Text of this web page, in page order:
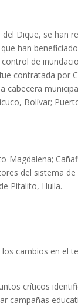
Dique, se han
han
de
contratada por
cabecera
Bolívar;
Magdalena;
del sistema
Pitalito, Huila.
cambios en el
críticos
campañas